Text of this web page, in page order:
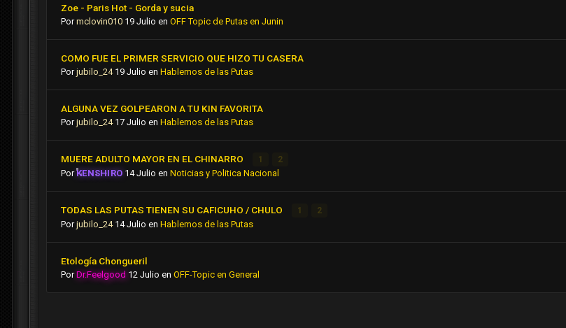
Zoe - Paris Hot - Gorda y sucia
Pormclovin010 19 Julio en OFF Topic de Putas en Junin
COMO FUE EL PRIMER SERVICIO QUE HIZO TU CASERA
Porjubilo_24 19 Julio en Hablemos de las Putas
ALGUNA VEZ GOLPEARON A TU KIN FAVORITA
Porjubilo_24 17 Julio en Hablemos de las Putas
MUERE ADULTO MAYOR EN EL CHINARRO 1 2
PorKENSHIRO 14 Julio enNoticias y Politica Nacional
TODAS LAS PUTAS TIENEN SU CAFICUHO / CHULO 1 2
Porjubilo_24 14 Julio en Hablemos de las Putas
Etología Chongueril
PorDr.Feelgood 12 Julio en OFF-Topic en General